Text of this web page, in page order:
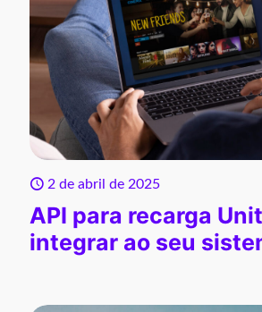
2 de abril de 2025
API para recarga
integrar ao seu